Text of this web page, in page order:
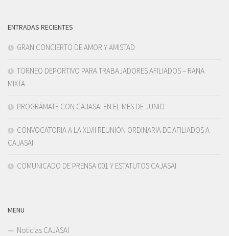
ENTRADAS RECIENTES
GRAN CONCIERTO DE AMOR Y AMISTAD
TORNEO DEPORTIVO PARA TRABAJADORES AFILIADOS – RANA
MIXTA
PROGRÁMATE CON CAJASAI EN EL MES DE JUNIO
CONVOCATORIA A LA XLVII REUNIÓN ORDINARIA DE AFILIADOS A
CAJASAI
COMUNICADO DE PRENSA 001 Y ESTATUTOS CAJASAI
MENU
Noticias CAJASAI